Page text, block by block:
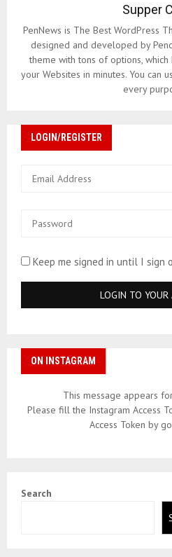
Supper
PenNews is The Best WordPress
designed and developed by
theme with tons of options,
your Websites in minutes. You can
every
LOGIN/REGISTER
Keep me signed in until I sign
ON INSTAGRAM
This message appears
Please fill the Instagram Access
Access Token by
Search